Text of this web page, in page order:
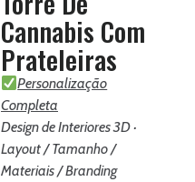
Cannabis Com
Prateleiras
Personalização
Completa
Design de Interiores 3D ·
Layout / Tamanho /
Materiais / Branding